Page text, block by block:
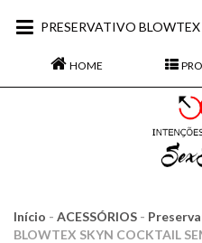
HOME
Início - ACESSÓRIOS -
BLOWTEX SKYN COCKTAIL